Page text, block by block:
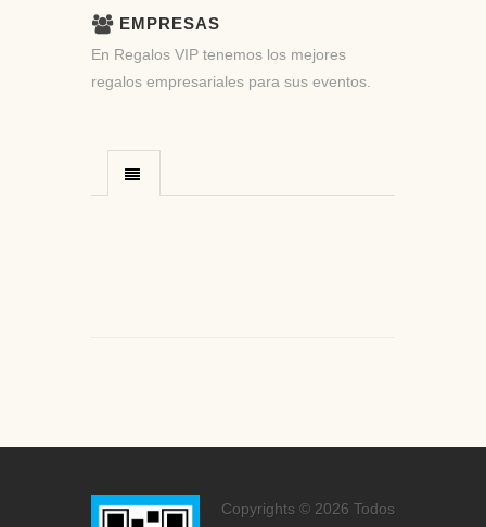
EMPRESAS
En Regalos VIP tenemos los mejores
regalos empresariales para sus eventos.
Copyrights © 2026 Todos